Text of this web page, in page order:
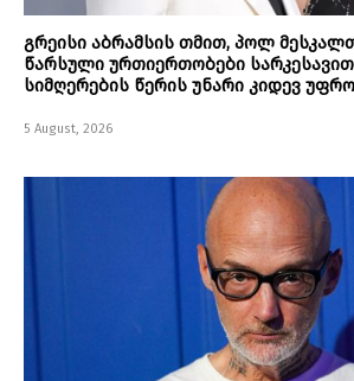
გრეისი აბრამსის თმით, პოლ
წარსული ურთიერთობები
სიმღერების წერის უნარი კიდევ
5 August, 2026